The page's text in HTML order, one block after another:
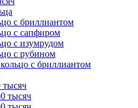
с бриллиантом
с сапфиром
с изумрудом
с рубином
с бриллиантом
тысяч
тысяч